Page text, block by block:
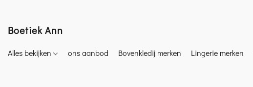
Boetiek Ann
Alles bekijken ons aanbod Bovenkledij merken Lingerie merken